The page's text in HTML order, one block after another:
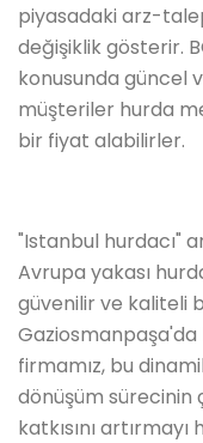
piyasadaki arz-
değişiklik gösterir.
konusunda güncel
müşteriler hurda
bir fiyat alabilirler.
"Istanbul hurdacı"
Avrupa yakası
güvenilir ve kaliteli
Gaziosmanpaşa'da
firmamız, bu
dönüşüm sürecinin
katkısını